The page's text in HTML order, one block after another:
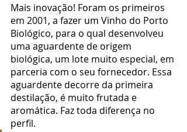
Mais inovação! Foram os primeiros
em 2001, a fazer um Vinho do Porto
Biológico, para o qual desenvolveu
uma aguardente de origem
biológica, um lote muito especial, em
parceria com o seu fornecedor. Essa
aguardente decorre da primeira
destilação, é muito frutada e
aromática. Faz toda diferença no
perfil.